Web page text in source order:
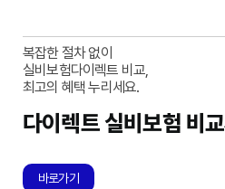
복잡한 절차 없이
실비보험다이렉트 비교,
최고의 혜택 누리세요.
다이렉트 실비보험 비
바로가기